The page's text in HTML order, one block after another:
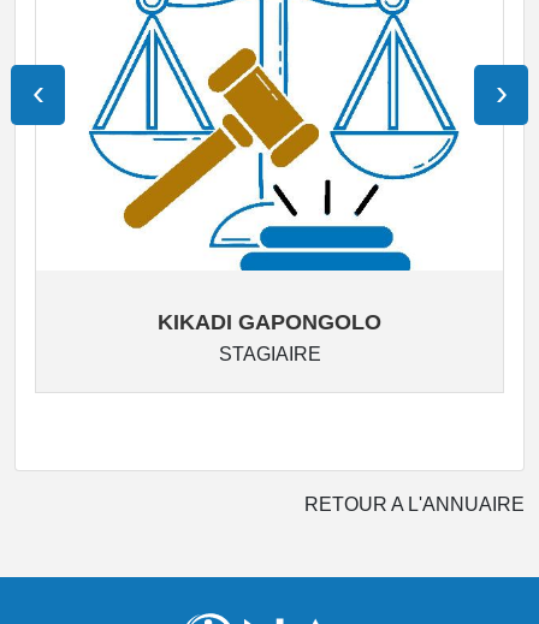
KIKADI GAPONGOLO
STAGIAIRE
‹ ›
RETOUR A L'ANNUAIRE